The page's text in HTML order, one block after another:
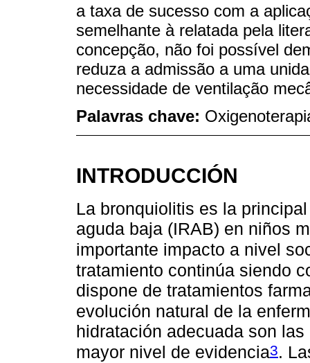
a taxa de sucesso com a
semelhante à relatada pela
concepção, não foi possível
reduza a admissão a uma
necessidade de ventilação
Palavras chave:
INTRODUCCIÓN
La bronquiolitis es la
aguda baja (IRAB) en niños
importante impacto a nivel
tratamiento continúa siendo
dispone de tratamientos
evolución natural de la
hidratación adecuada son
mayor nivel de evidencia3.